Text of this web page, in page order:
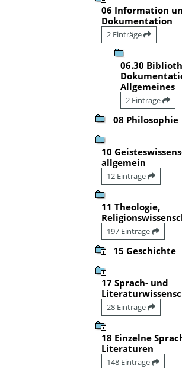
06 Information
Dokumentation
2 Einträge
06.30
Allgemeines
2 Einträge
08 Philosophie
10
allgemein
12 Einträge
11 Theologie,
197 Einträge
15 Geschichte
17 Sprach- und
28 Einträge
18 Einzelne
Literaturen
148 Einträge